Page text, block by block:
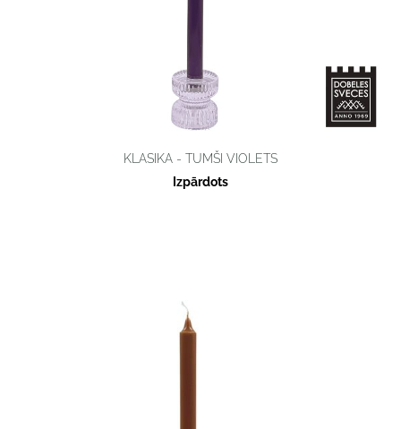
KLASIKA - TUMŠI VIOLETS
Izpārdots